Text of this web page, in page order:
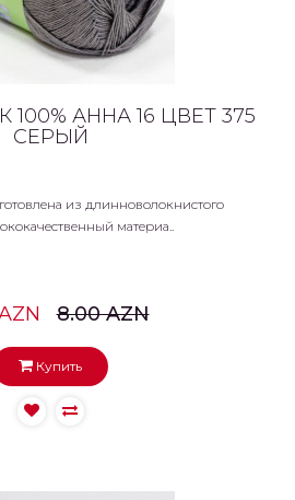
АННА 16 ЦВЕТ 375
СЕРЫЙ
из длинноволокнистого
материа..
8.00 AZN
Купить